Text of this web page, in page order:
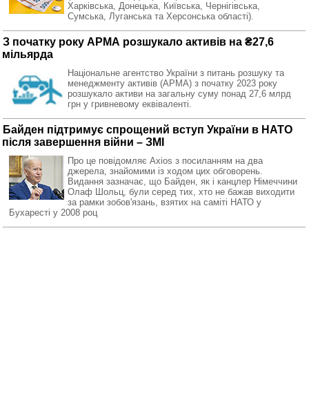
Харківська, Донецька, Київська, Чернігівська,
Сумська, Луганська та Херсонська області).
З початку року АРМА розшукало активів на ₴27,6
мільярда
Національне агентство України з питань розшуку та
менеджменту активів (АРМА) з початку 2023 року
розшукало активи на загальну суму понад 27,6 млрд
грн у гривневому еквіваленті.
Байден підтримує спрощений вступ України в НАТО
після завершення війни – ЗМІ
Про це повідомляє Axios з посиланням на два
джерела, знайомими із ходом цих обговорень.
Видання зазначає, що Байден, як і канцлер Німеччини
Олаф Шольц, були серед тих, хто не бажав виходити
за рамки зобов'язань, взятих на саміті НАТО у
Бухаресті у 2008 роц